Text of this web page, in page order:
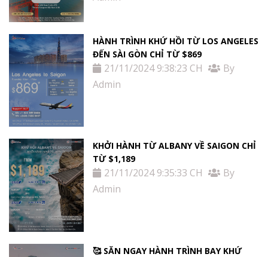
HÀNH TRÌNH KHỨ HỒI TỪ LOS ANGELES
ĐẾN SÀI GÒN CHỈ TỪ $869
21/11/2024 9:38:23 CH
By
Admin
KHỞI HÀNH TỪ ALBANY VỀ SAIGON CHỈ
TỪ $1,189
21/11/2024 9:35:33 CH
By
Admin
🥰 SĂN NGAY HÀNH TRÌNH BAY KHỨ